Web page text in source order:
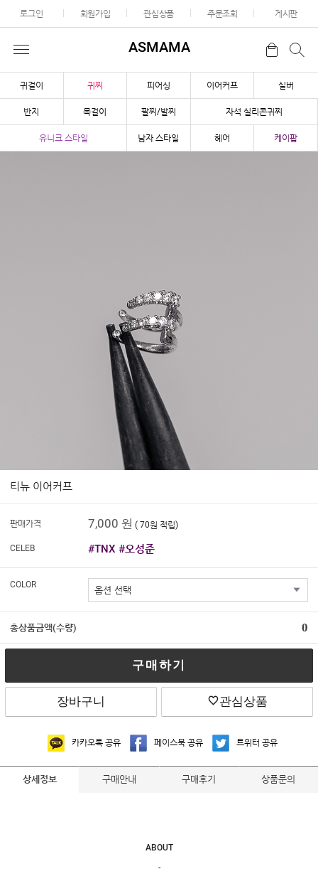
로그인 회원가입 관심상품 주문조회 게시판
ASMAMA
귀걸이 귀찌 피어싱 이어커프 실버
반지 목걸이 팔찌/발찌 자석 실리콘귀찌
유니크 스타일 남자 스타일 헤어 케이팝
티뉴 이어커프
판매가격 7,000 원 ( 70원 적립)
CELEB #TNX #오성준
COLOR
총상품금액(수량) 0
구매하기
장바구니 관심상품
카카오톡 공유 페이스북 공유 트위터 공유
상세정보 구매안내 구매후기 상품문의
ABOUT
-